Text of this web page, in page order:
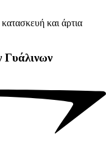
και άρτια
Γυάλινων